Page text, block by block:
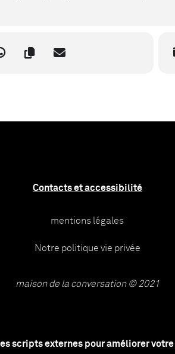
scripts externes pour améliorer
Contacts et accessibilité
mentions légales
Notre politique vie privée
maison de la conversation © 2021